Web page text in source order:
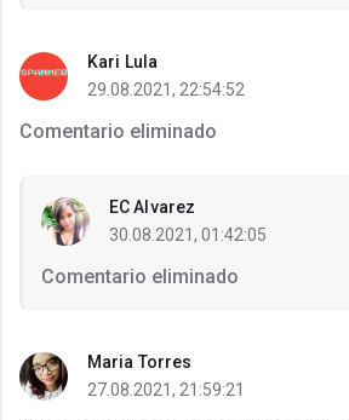
Kari Lula
29.08.2021, 22:54:52
Comentario eliminado
EC Alvarez
30.08.2021, 01:42:05
Comentario eliminado
Maria Torres
27.08.2021, 21:59:21